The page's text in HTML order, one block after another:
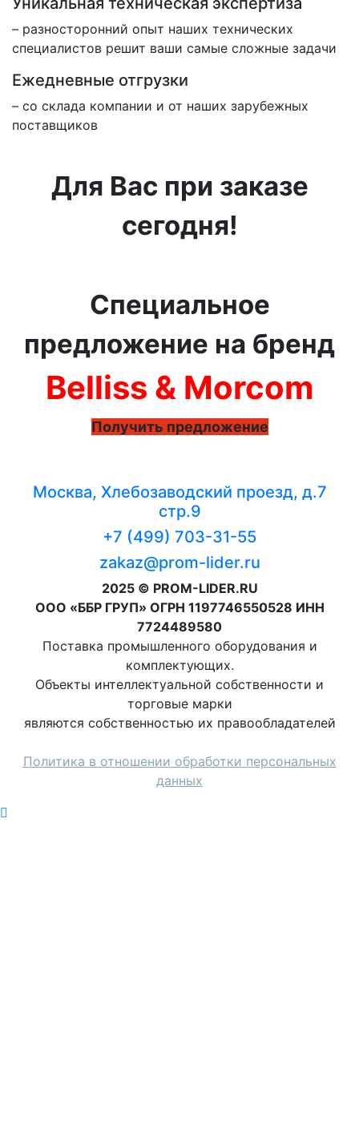
– разносторонний опыт наших технических
специалистов решит ваши самые сложные задачи
Ежедневные отгрузки
– со склада компании и от наших зарубежных
поставщиков
Для Вас при заказе
сегодня!
Специальное
предложение на бренд
Belliss & Morcom
Получить предложение
Москва, Хлебозаводский проезд, д.7
стр.9
+7 (499) 703-31-55
zakaz@prom-lider.ru
2025 © PROM-LIDER.RU
ООО «ББР ГРУП» ОГРН 1197746550528 ИНН
7724489580
Поставка промышленного оборудования и
комплектующих.
Объекты интеллектуальной собственности и
торговые марки
являются собственностью их правообладателей
Политика в отношении обработки персональных
данных